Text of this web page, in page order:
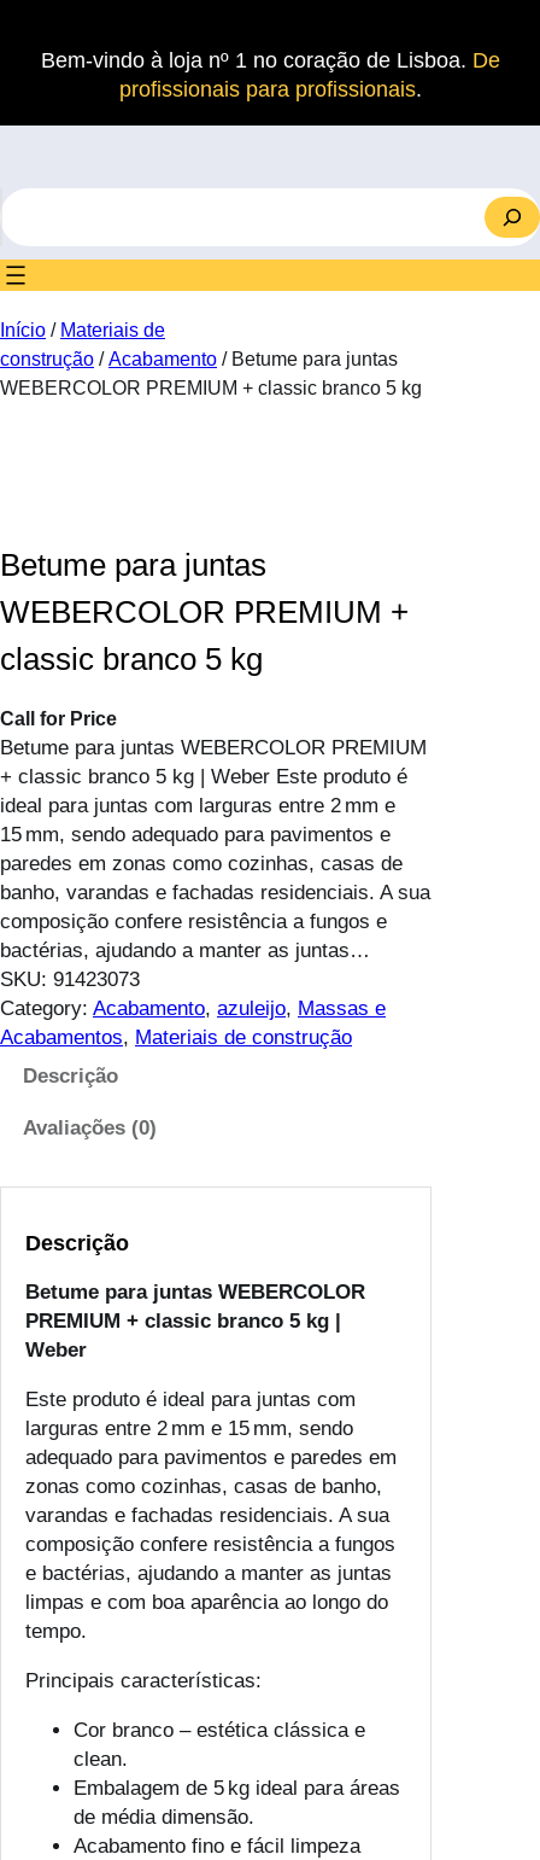
Bem-vindo à loja nº 1 no coração de Lisboa. De
profissionais para profissionais.
S
e
a
r
h
Início / Materiais de
construção /Acabamento / Betume para juntas
WEBERCOLOR PREMIUM + classic branco 5 kg
Betume para juntas
WEBERCOLOR PREMIUM +
classic branco 5 kg
Call for Price
Betume para juntas WEBERCOLOR PREMIUM
+ classic branco 5 kg | Weber Este produto é
ideal para juntas com larguras entre 2 mm e
15 mm, sendo adequado para pavimentos e
paredes em zonas como cozinhas, casas de
banho, varandas e fachadas residenciais. A sua
composição confere resistência a fungos e
bactérias, ajudando a manter as juntas…
SKU: 91423073
Category: Acabamento, azuleijo, Massas e
Acabamentos, Materiais de construção
Descrição
Avaliações (0)
Descrição
Betume para juntas WEBERCOLOR
PREMIUM + classic branco 5 kg |
Weber
Este produto é ideal para juntas com
larguras entre 2 mm e 15 mm, sendo
adequado para pavimentos e paredes em
zonas como cozinhas, casas de banho,
varandas e fachadas residenciais. A sua
composição confere resistência a fungos
e bactérias, ajudando a manter as juntas
limpas e com boa aparência ao longo do
tempo.
Principais características:
Cor branco – estética clássica e
clean.
Embalagem de 5 kg ideal para áreas
de média dimensão.
Acabamento fino e fácil limpeza